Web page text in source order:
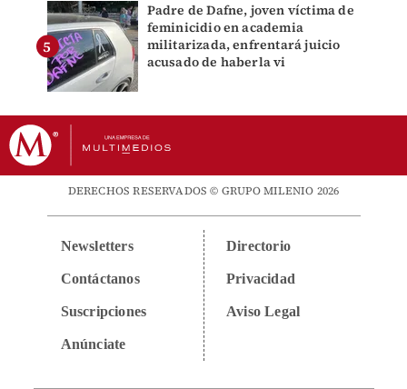
Padre de Dafne, joven víctima de
feminicidio en academia
militarizada, enfrentará juicio
acusado de haberla vi
DERECHOS RESERVADOS © GRUPO MILENIO 2026
Newsletters
Contáctanos
Suscripciones
Anúnciate
Directorio
Privacidad
Aviso Legal